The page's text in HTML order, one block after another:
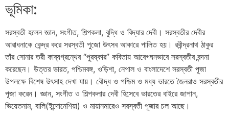
ভূমিকা:
সরস্বতী হলেন জ্ঞান, সংগীত, শিল্পকলা, বুদ্ধি ও বিদ্যার দেবী। সরস্বতীর দেবীর
আরাধনাকে কেন্দ্র করে সরস্বতী পুজো উৎসব আকারে পালিত হয়। রবীন্দ্রনাথ ঠাকুর
তাঁর সোনার তরী কাব্যগ্রন্থের “পুরষ্কার” কবিতায় আবেগঘনভাবে সরস্বতীর বন্দনা
করেছেন। উত্তর ভারত, পশ্চিমবঙ্গ, ওড়িশা, নেপাল ও বাংলাদেশে সরস্বতী পূজা
উপলক্ষে বিশেষ উৎসাহ দেখা যায়। বৌদ্ধ ও পশ্চিম ও মধ্য ভারতে জৈনরাও সরস্বতীর
পূজা করেন। জ্ঞান, সংগীত ও শিল্পকলার দেবী হিসেবে ভারতের বাইরে জাপান,
ভিয়েতনাম, বালি(ইন্দোনেশিয়া) ও মায়ানমারেও সরস্বতী পূজার চল আছে।